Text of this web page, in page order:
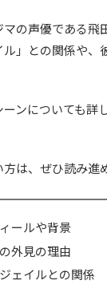
の声優である
」との関係や
ンについても詳
は、ぜひ読み進
ールや背景
外見の理由
ェイルとの関係